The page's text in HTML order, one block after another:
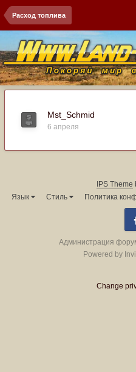
Расход топлива
Mst_Schmid
6 апреля
IPS Theme
Язык
Стиль Политика
Администрация
Powered by
Change